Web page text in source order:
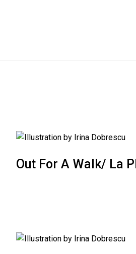
Out For A Walk/ La